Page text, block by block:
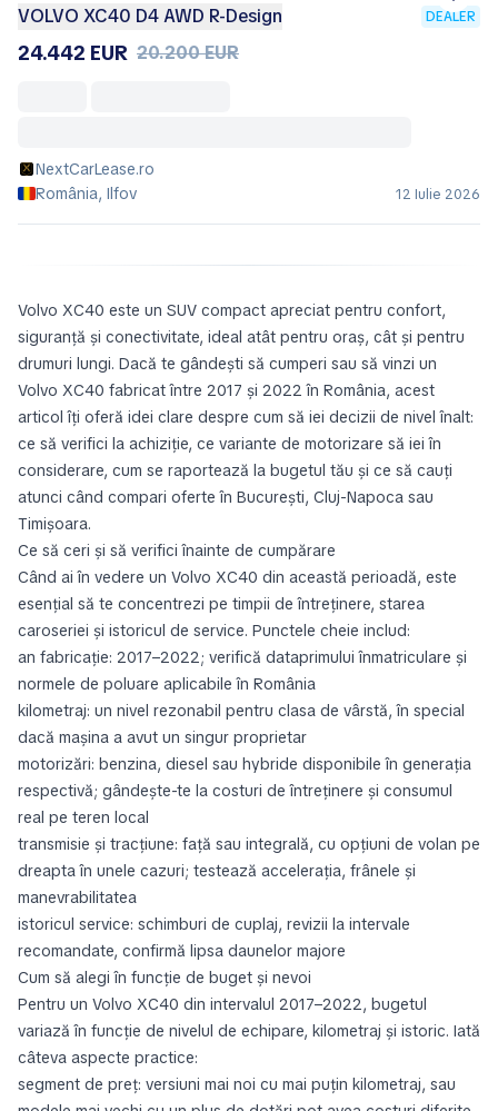
VOLVO XC40 D4 AWD R-Design DEALER
24.442 EUR 20.200 EUR
NextCarLease.ro
România, Ilfov
12 Iulie 2026
Volvo XC40 este un SUV compact apreciat pentru confort,
siguranță și conectivitate, ideal atât pentru oraș, cât și pentru
drumuri lungi. Dacă te gândești să cumperi sau să vinzi un
Volvo XC40 fabricat între 2017 și 2022 în România, acest
articol îți oferă idei clare despre cum să iei decizii de nivel înalt:
ce să verifici la achiziție, ce variante de motorizare să iei în
considerare, cum se raportează la bugetul tău și ce să cauți
atunci când compari oferte în București, Cluj-Napoca sau
Timișoara.
Ce să ceri și să verifici înainte de cumpărare
Când ai în vedere un Volvo XC40 din această perioadă, este
esențial să te concentrezi pe timpii de întreținere, starea
caroseriei și istoricul de service. Punctele cheie includ:
an fabricație: 2017–2022; verifică dataprimului înmatriculare și
normele de poluare aplicabile în România
kilometraj: un nivel rezonabil pentru clasa de vârstă, în special
dacă mașina a avut un singur proprietar
motorizări: benzina, diesel sau hybride disponibile în generația
respectivă; gândește-te la costuri de întreținere și consumul
real pe teren local
transmisie și tracțiune: față sau integrală, cu opțiuni de volan pe
dreapta în unele cazuri; testează accelerația, frânele și
manevrabilitatea
istoricul service: schimburi de cuplaj, revizii la intervale
recomandate, confirmă lipsa daunelor majore
Cum să alegi în funcție de buget și nevoi
Pentru un Volvo XC40 din intervalul 2017–2022, bugetul
variază în funcție de nivelul de echipare, kilometraj și istoric. Iată
câteva aspecte practice:
segment de preț: versiuni mai noi cu mai puțin kilometraj, sau